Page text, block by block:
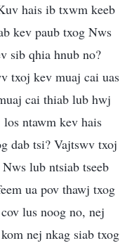
hais ib txwm keeb
kev paub txog Nws
sib qhia hnub no?
txoj kev muaj cai uas
cai thiab lub hwj
ntawm kev hais
dab tsi? Vajtswv txoj
lub ntsiab tseeb
ua pov thawj txog
lus noog no, nej
nej nkag siab txog